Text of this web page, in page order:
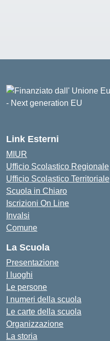
Link Esterni
MIUR
Ufficio Scolastico Regionale
Ufficio Scolastico Territoriale
Scuola in Chiaro
Iscrizioni On Line
Invalsi
Comune
La Scuola
Presentazione
I luoghi
Le persone
I numeri della scuola
Le carte della scuola
Organizzazione
La storia